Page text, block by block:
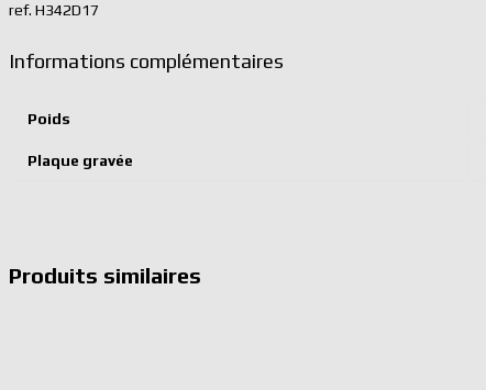
ref. H342D17
Informations complémentaires
Poids
Plaque gravée
Produits similaires